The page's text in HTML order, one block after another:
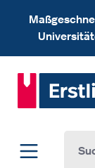
Zum Hauptinhalt